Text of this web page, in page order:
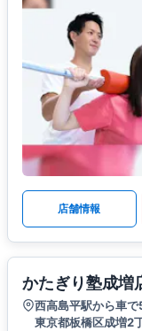
店舗情報
かたぎり塾成増
西高島平駅から車で
東京都板橋区成増2